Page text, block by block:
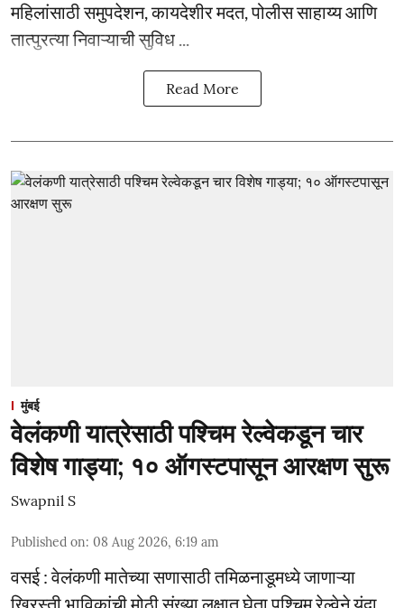
महिलांसाठी समुपदेशन, कायदेशीर मदत, पोलीस साहाय्य आणि
तात्पुरत्या निवाऱ्याची सुविध ...
Read More
मुंबई
वेलंकणी यात्रेसाठी पश्चिम रेल्वेकडून चार
विशेष गाड्या; १० ऑगस्टपासून आरक्षण सुरू
Swapnil S
Published on: 08 Aug 2026, 6:19 am
वसई : वेलंकणी मातेच्या सणासाठी तमिळनाडूमध्ये जाणाऱ्या
ख्रिस्ती भाविकांची मोठी संख्या लक्षात घेता पश्चिम रेल्वेने यंदा